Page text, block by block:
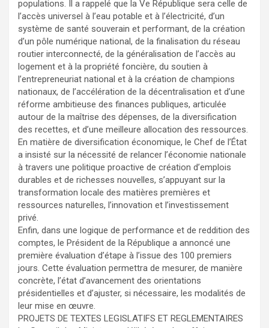
populations. Il a rappelé que la Ve République sera celle de
l’accès universel à l’eau potable et à l’électricité, d’un
système de santé souverain et performant, de la création
d’un pôle numérique national, de la finalisation du réseau
routier interconnecté, de la généralisation de l’accès au
logement et à la propriété foncière, du soutien à
l’entrepreneuriat national et à la création de champions
nationaux, de l’accélération de la décentralisation et d’une
réforme ambitieuse des finances publiques, articulée
autour de la maîtrise des dépenses, de la diversification
des recettes, et d’une meilleure allocation des ressources.
En matière de diversification économique, le Chef de l’État
a insisté sur la nécessité de relancer l’économie nationale
à travers une politique proactive de création d’emplois
durables et de richesses nouvelles, s’appuyant sur la
transformation locale des matières premières et
ressources naturelles, l’innovation et l’investissement
privé.
Enfin, dans une logique de performance et de reddition des
comptes, le Président de la République a annoncé une
première évaluation d’étape à l’issue des 100 premiers
jours. Cette évaluation permettra de mesurer, de manière
concrète, l’état d’avancement des orientations
présidentielles et d’ajuster, si nécessaire, les modalités de
leur mise en œuvre.
PROJETS DE TEXTES LEGISLATIFS ET REGLEMENTAIRES